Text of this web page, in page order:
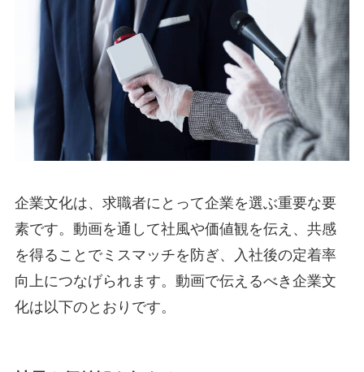
企業文化は、求職者にとって企業を選ぶ重要な要
素です。動画を通して社風や価値観を伝え、共感
を得ることでミスマッチを防ぎ、入社後の定着率
向上につなげられます。動画で伝えるべき企業文
化は以下のとおりです。